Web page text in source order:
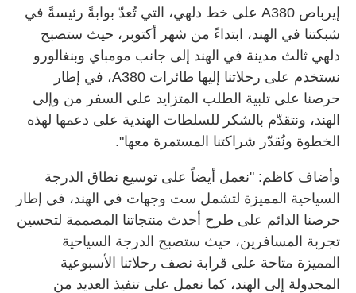
إيرباص A380 على خط دلهي، التي تُعدّ بوابةً رئيسةً في
شبكتنا في الهند، ابتداءً من شهر أكتوبر، حيث ستصبح
دلهي ثالث مدينة في الهند إلى جانب مومباي وبنغالورو
نستخدم على رحلاتنا إليها طائرات A380، في إطار
حرصنا على تلبية الطلب المتزايد على السفر من وإلى
الهند، ونتقدّم بالشكر للسلطات الهندية على دعمها لهذه
الخطوة ونُقدّر شراكتنا المستمرة معها".
وأضاف كاظم: "نعمل أيضاً على توسيع نطاق الدرجة
السياحية المميزة لتشمل ست وجهات في الهند، في إطار
حرصنا الدائم على طرح أحدث منتجاتنا المصممة لتحسين
تجربة المسافرين، حيث ستصبح الدرجة السياحية
المميزة متاحة على قرابة نصف رحلاتنا الأسبوعية
المجدولة إلى الهند، كما نعمل على تنفيذ العديد من